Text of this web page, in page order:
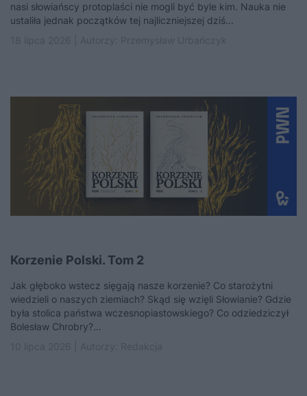
nasi słowiańscy protoplaści nie mogli być byle kim. Nauka nie
ustaliła jednak początków tej najliczniejszej dziś...
Korzenie Polski. Tom 2
Jak głęboko wstecz sięgają nasze korzenie? Co starożytni
wiedzieli o naszych ziemiach? Skąd się wzięli Słowianie? Gdzie
była stolica państwa wczesnopiastowskiego? Co odziedziczył
Bolesław Chrobry?...